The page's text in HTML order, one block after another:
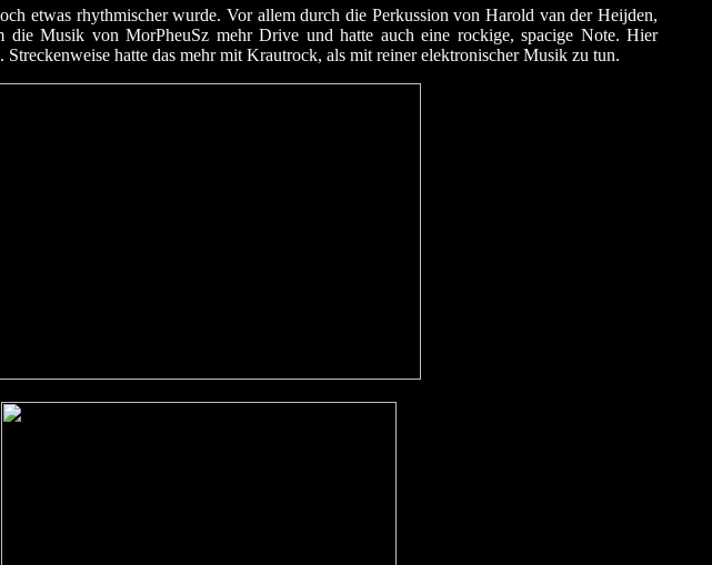
etwas rhythmischer wurde. Vor allem durch die Perkussion von Harold van der Heijden,
Musik von MorPheuSz mehr Drive und hatte auch eine rockige, spacige Note. Hier
hatte das mehr mit Krautrock, als mit reiner elektronischer Musik zu tun.